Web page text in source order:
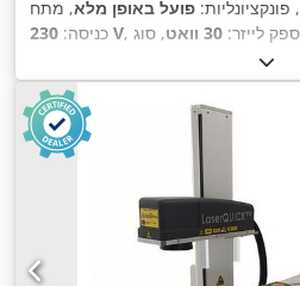
, פונקציונליות: פועל באופן מלא, מתח
כניסה: 230 V לייזר: 30 וואט
, סוג
120 ק"ג , משך האחריות:12 חודשים
,
פתיחת דלת:
, גובה פתח
, רוחב אזור הסריקה:
150 מ"מ
, זרם כניסה:
שטח אורך:
טמפרטורת סביבה (מינימום):
(מקסימלית):35 °C לייזר סיבים,
פליטת עשן